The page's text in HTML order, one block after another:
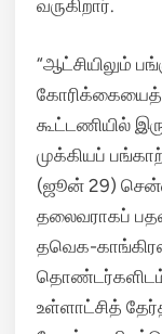
வருகிறார்.
“ஆட்சியிலும்
கோரிக்கையைத்
கூட்டணியில்
முக்கியப்
(ஜூன் 29)
தலைவராகப்
தவெக-
தொண்டர்களிடம்
உள்ளாட்சித்